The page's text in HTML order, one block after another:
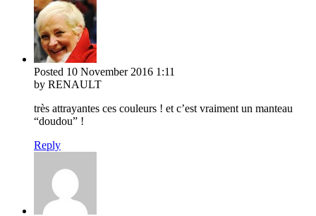
Posted 10 November 2016 1:11
by RENAULT
très attrayantes ces couleurs ! et c’est vraiment un manteau
“doudou” !
Reply